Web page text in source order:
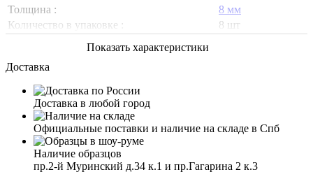
Толщина :
8 мм
Количество в упаковке :
8 шт
Показать характеристики
Доставка
Доставка в любой город
Официальные поставки и наличие на складе в Спб
Наличие образцов
пр.2-й Муринский д.34 к.1 и пр.Гагарина 2 к.3